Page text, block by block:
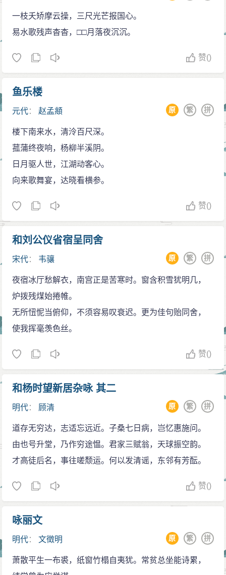
一枝夭矫摩云操，三尺光芒报国心。
易水歌残声杳杳，□□月落夜沉沉。
赞()
鱼乐楼
元代：赵孟頫 拼
繁
原
楼下南来水，清泠百尺深。
菰蒲终夜响，杨柳半溪阴。
日月驱人世，江湖动客心。
向来歌舞宴，达晓看横参。
赞()
和刘公仪省宿呈同舍
宋代： 韦骧 拼
繁
原
夜宿冰厅愁解衣，南宫正是苦寒时。窗含积雪犹明几，
炉拨残煤始捲帷。
无所忸怩当俯仰，不须容易叹衰迟。更为佳句贻同舍，
使我挥毫羡色丝。
赞()
和杨时望新居杂咏 其二
明代： 顾清 拼
繁
原
道存无穷达，志适忘远近。子桑七日病，岂忆惠施问。
由也号升堂，乃作穷途愠。君家三赋翁，天球振空韵。
才高徒后名，事往嗟颓运。何以发清谣，东邻有芳酝。
赞()
咏丽文
明代：文徵明 拼
繁
原
萧散平生一布裘，纸窗竹榻自夷犹。常贫总坐能诗累，